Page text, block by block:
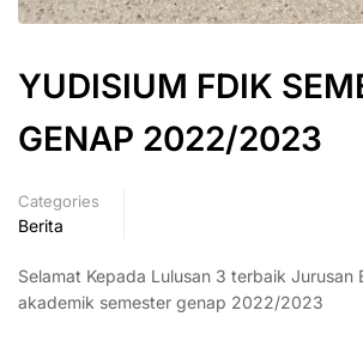
YUDISIUM FDIK
GENAP 2022/2023
Categories
Berita
Selamat Kepada Lulusan 3 terbaik Jurusan
akademik semester genap 2022/2023